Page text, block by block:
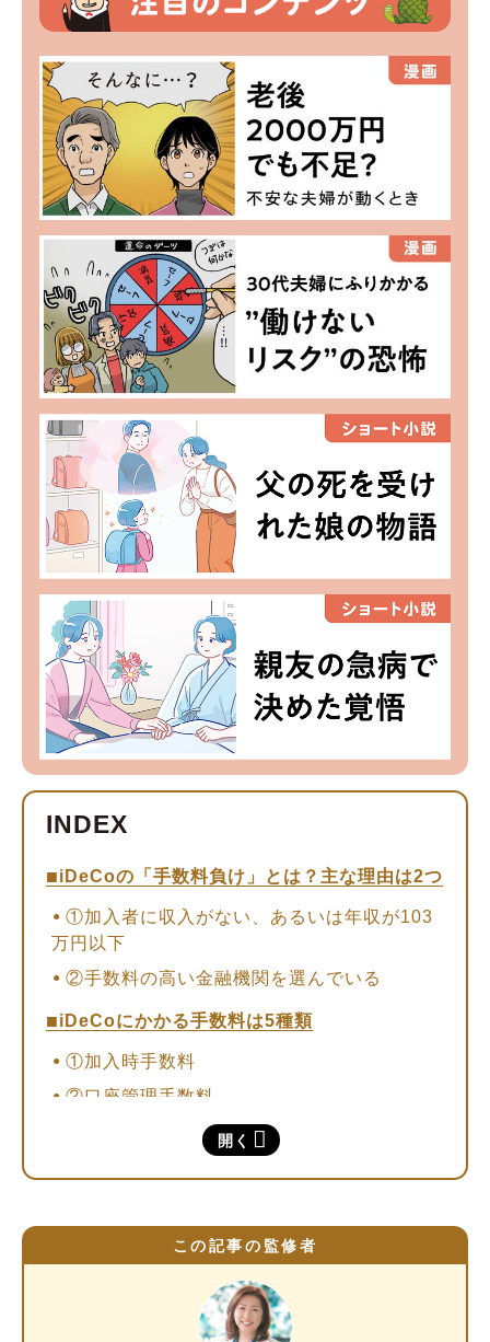
開く
iDeCoの「手数料負け」とは？主な理由は2つ
①加入者に収入がない、あるいは年収が103
万円以下
②手数料の高い金融機関を選んでいる
iDeCoにかかる手数料は5種類
①加入時手数料
②口座管理手数料
iDeCoの口座管理手数料をシミュレーション
iDeCoの手数料は税控除（税制優遇）で相殺で
この記事の監修者